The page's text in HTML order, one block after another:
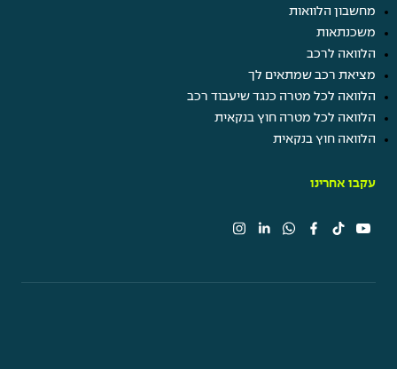
מחשבון הלוואות
משכנתאות
הלוואה לרכב
מציאת רכב שמתאים לך
הלוואה לכל מטרה כנגד שיעבוד רכב
הלוואה לכל מטרה חוץ בנקאית
הלוואה חוץ בנקאית
עקבו אחרינו